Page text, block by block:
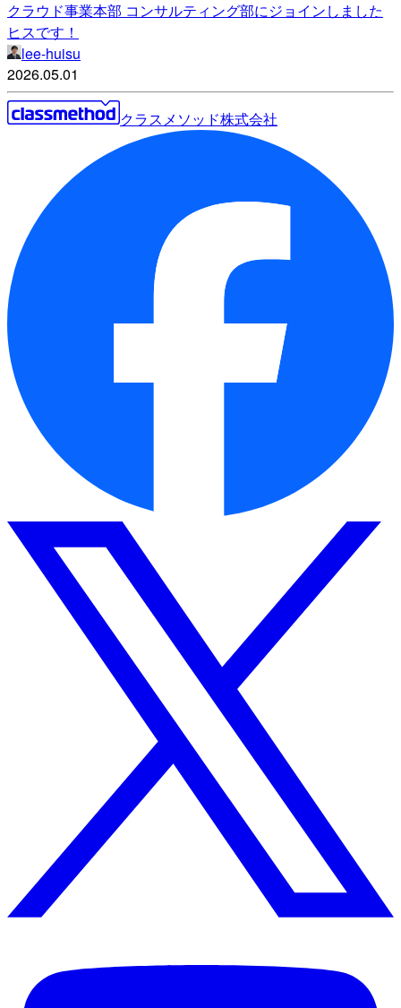
クラウド事業本部 コンサルティング部にジョインしました
ヒスです！
lee-huisu
2026.05.01
クラスメソッド株式会社